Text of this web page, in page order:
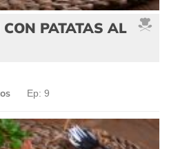
PATATAS AL
Ep: 9